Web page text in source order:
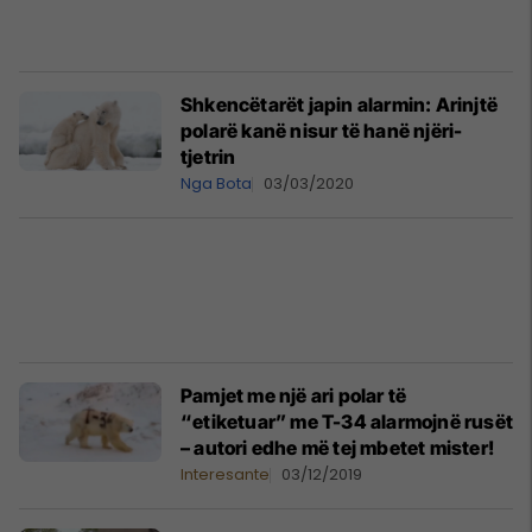
Shkencëtarët japin alarmin: Arinjtë
polarë kanë nisur të hanë njëri-
tjetrin
Nga Bota 03/03/2020
Pamjet me një ari polar të
“etiketuar” me T-34 alarmojnë rusët
– autori edhe më tej mbetet mister!
Interesante 03/12/2019